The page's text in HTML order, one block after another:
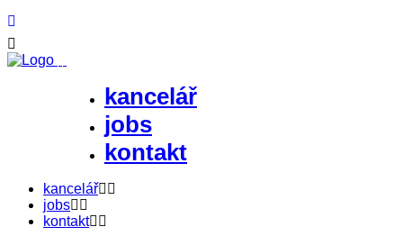
kancelář
jobs
kontakt
kancelář
jobs
kontakt